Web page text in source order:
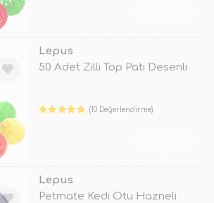
Lepus
50 Adet Zilli Top Pati Desenli
(10 Değerlendirme)
Lepus
Petmate Kedi Otu Hazneli